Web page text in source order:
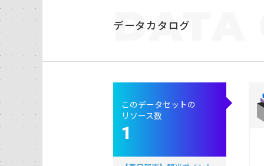
データカタログ
DATA
このデータセットの
リソース数
1